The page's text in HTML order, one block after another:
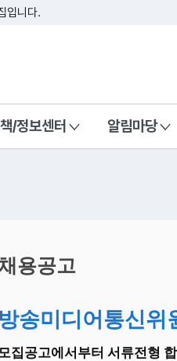
입니다.
/정보센터 알림마당
작
용공고
방송미디어통신위
집공고에서부터 서류전형